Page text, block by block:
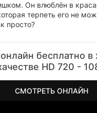
Он влюблён в
терпеть его не
просто?
бесплатно
HD 720 -
СМОТРЕТЬ ОНЛАЙН